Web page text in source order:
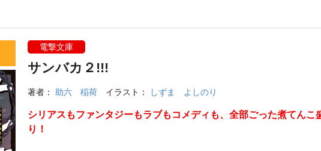
電撃文庫
サンバカ２!!!
著者： 助六 稲荷 イラスト： しずま よしのり
シリアスもファンタジーもラブもコメディも、全部ごった煮てんこ
り！